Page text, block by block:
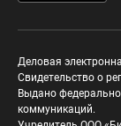
Деловая
Свидетельство о
Выдано
коммуникаций.